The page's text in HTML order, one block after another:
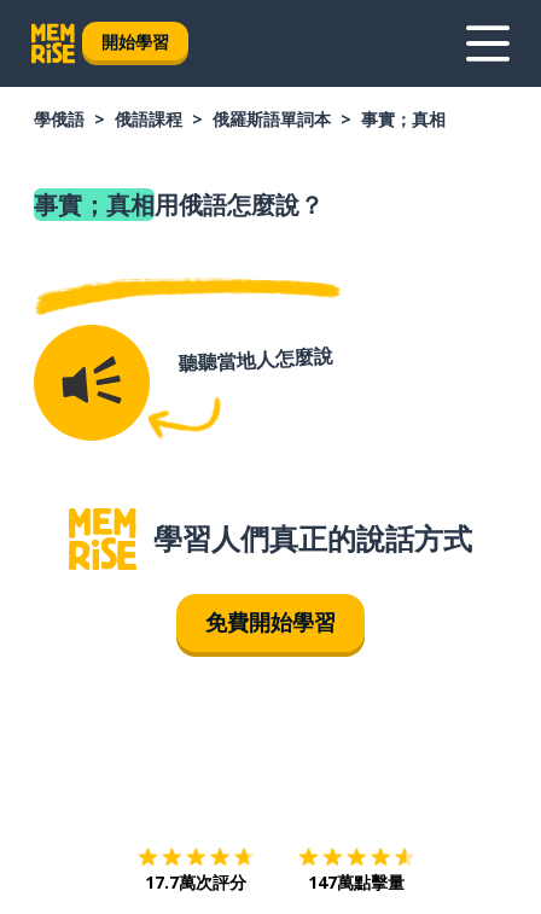
開始學習
學俄語 俄語課程 俄羅斯語單詞本 事實；真相
事實；真相用俄語怎麼說？
聽聽當地人怎麼說
學習人們真正的說話方式
免費開始學習
17.7萬次評分 147萬點擊量